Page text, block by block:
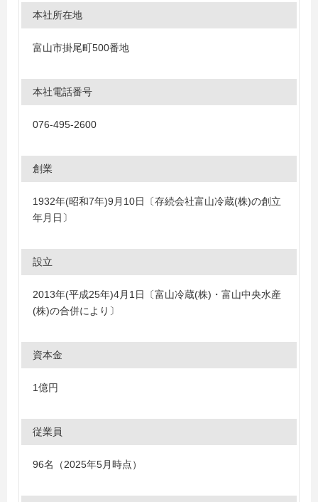
本社所在地
富山市掛尾町500番地
本社電話番号
076-495-2600
創業
1932年(昭和7年)9月10日〔存続会社富山冷蔵(株)の創立
年月日〕
設立
2013年(平成25年)4月1日〔富山冷蔵(株)・富山中央水産
(株)の合併により〕
資本金
1億円
従業員
96名（2025年5月時点）